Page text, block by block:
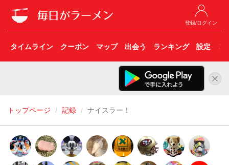
登録/ログイン
タイムライン クーポン マップ 出会う ランキング 設定 こ
トップページ 記録 ナイスラー！